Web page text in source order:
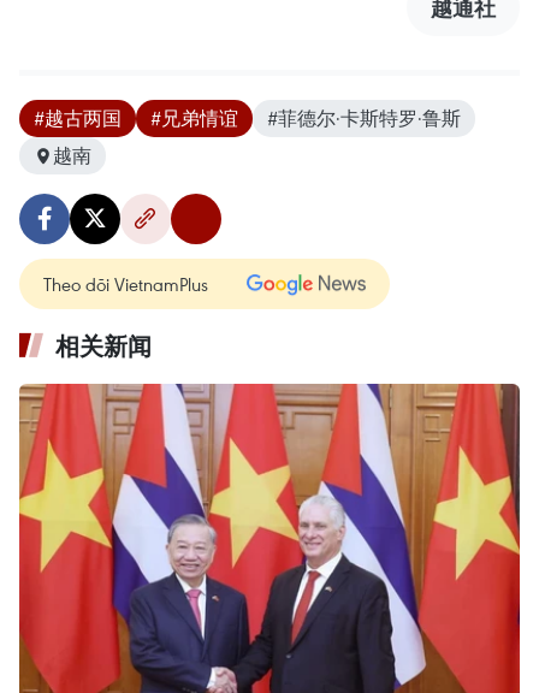
越通社
#越古两国 #兄弟情谊
#菲德尔·卡斯特罗·鲁斯
越南
Theo dõi VietnamPlus
相关新闻